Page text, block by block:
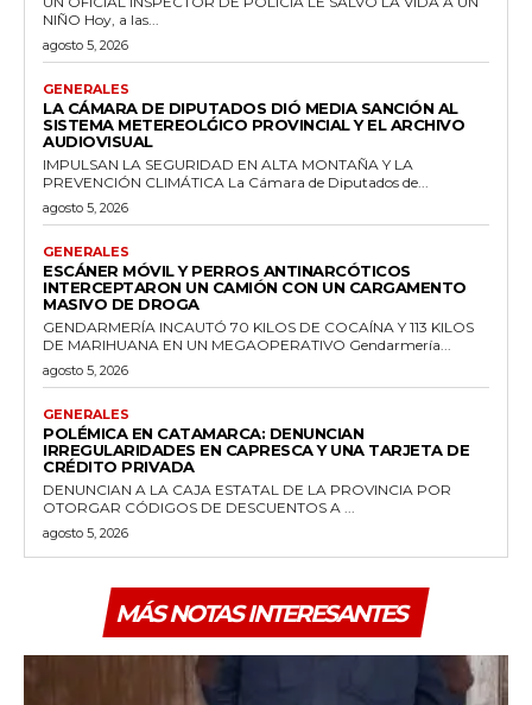
NIÑO Hoy, a las...
agosto 5, 2026
GENERALES
LA CÁMARA DE DIPUTADOS DIÓ MEDIA SANCIÓN AL
SISTEMA METEREOLǴICO PROVINCIAL Y EL ARCHIVO
AUDIOVISUAL
IMPULSAN LA SEGURIDAD EN ALTA MONTAÑA Y LA
PREVENCIÓN CLIMÁTICA La Cámara de Diputados de...
agosto 5, 2026
GENERALES
ESCÁNER MÓVIL Y PERROS ANTINARCÓTICOS
INTERCEPTARON UN CAMIÓN CON UN CARGAMENTO
MASIVO DE DROGA
GENDARMERÍA INCAUTÓ 70 KILOS DE COCAÍNA Y 113 KILOS
DE MARIHUANA EN UN MEGAOPERATIVO Gendarmería...
agosto 5, 2026
GENERALES
POLÉMICA EN CATAMARCA: DENUNCIAN
IRREGULARIDADES EN CAPRESCA Y UNA TARJETA DE
CRÉDITO PRIVADA
DENUNCIAN A LA CAJA ESTATAL DE LA PROVINCIA POR
OTORGAR CÓDIGOS DE DESCUENTOS A ...
agosto 5, 2026
MÁS NOTAS INTERESANTES